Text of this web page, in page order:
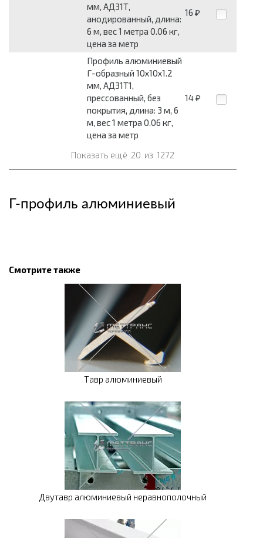
мм, АД31Т,
анодированный, длина:
6 м, вес 1 метра 0.06 кг,
цена за метр
16 ₽
Профиль алюминиевый
Г-образный 10x10x1.2
мм, АД31Т1,
прессованный, без
покрытия, длина: 3 м, 6
м, вес 1 метра 0.06 кг,
цена за метр
14 ₽
Показать ещё 20 из 1272
Г-профиль алюминиевый
Смотрите также
Тавр алюминиевый
Двутавр алюминиевый неравнополочный